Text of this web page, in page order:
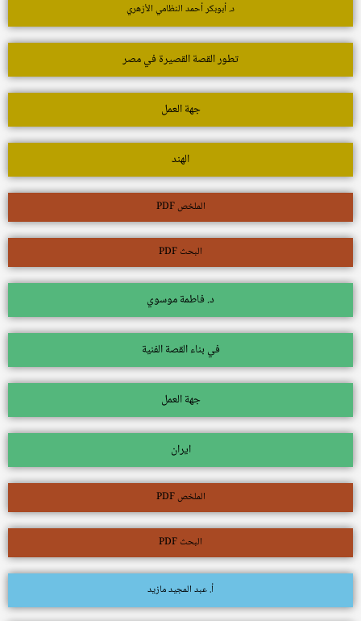
د. أبوبكر أحمد النظامي الأزهري
تطور القصة القصيرة في مصر
جهة العمل
الهند
الملخص PDF
البحث PDF
د. فاطمة موسوي
في بناء القصة الفنية
جهة العمل
ايران
الملخص PDF
البحث PDF
أ. عبد المجيد مازيد